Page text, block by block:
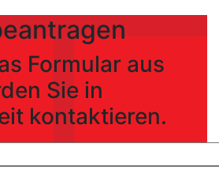
Formular aus
Sie in
kontaktieren.